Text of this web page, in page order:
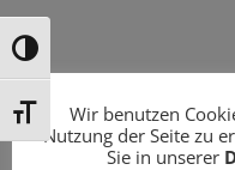
Umschalten auf hohe
Schrift vergrößern
Wir benutzen
Nutzung der Seite zu
Sie in unserer